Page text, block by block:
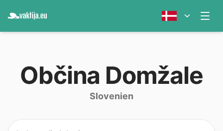
Občina Domžale
Slovenien